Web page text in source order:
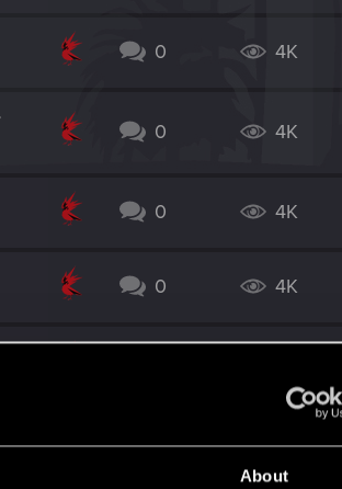
About
0 4K
0 4K
0 4K
0 4K